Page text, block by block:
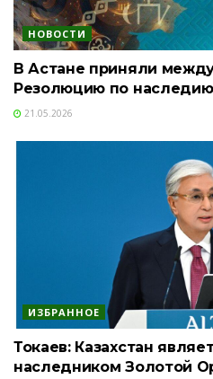
НОВОСТИ
В Астане приняли
Резолюцию по
21.05.2026
ИЗБРАННОЕ
Токаев: Казахстан
наследником Золотой